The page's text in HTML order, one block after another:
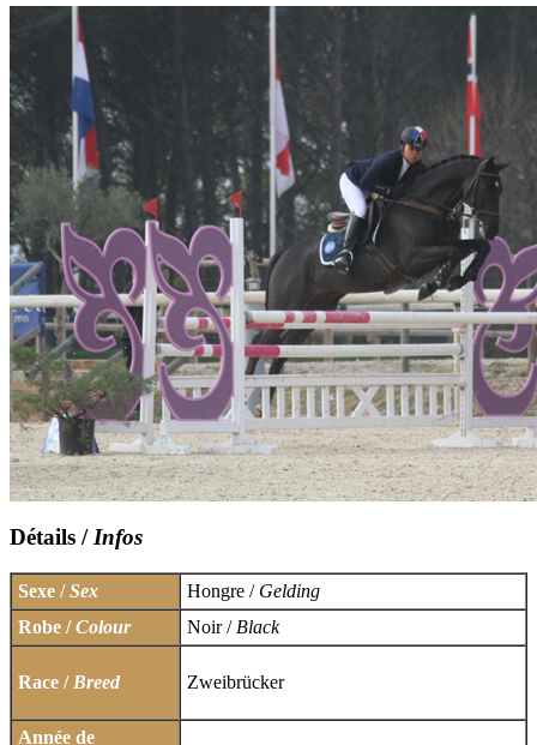
Détails / Infos
Sexe /Sex Hongre /Gelding
Robe /Colour Noir / Black
Race / Breed Zweibrücker
Année de